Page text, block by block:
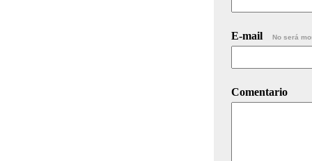
E-mail No será
Comentario